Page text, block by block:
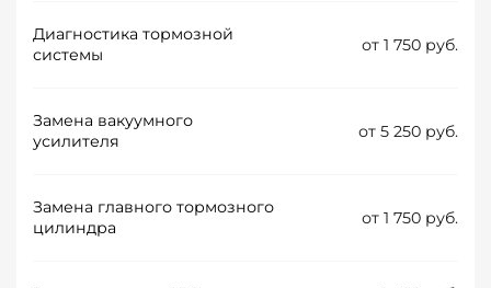
Диагностика тормозной
системы
от 1 750 руб.
Замена вакуумного
усилителя
от 5 250 руб.
Замена главного тормозного
цилиндра
от 1 750 руб.